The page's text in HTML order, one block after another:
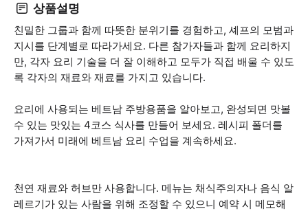
상품설명
친밀한 그룹과 함께 따뜻한 분위기를 경험하고, 셰프의 모범과
지시를 단계별로 따라가세요. 다른 참가자들과 함께 요리하지
만, 각자 요리 기술을 더 잘 이해하고 모두가 직접 배울 수 있도
록 각자의 재료와 재료를 가지고 있습니다.
요리에 사용되는 베트남 주방용품을 알아보고, 완성되면 맛볼
수 있는 맛있는 4코스 식사를 만들어 보세요. 레시피 폴더를
가져가서 미래에 베트남 요리 수업을 계속하세요.
천연 재료와 허브만 사용합니다. 메뉴는 채식주의자나 음식 알
레르기가 있는 사람을 위해 조정할 수 있으니 예약 시 메모해